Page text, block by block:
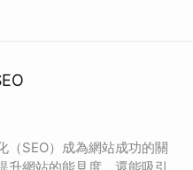
（SEO）成為網站成功的關